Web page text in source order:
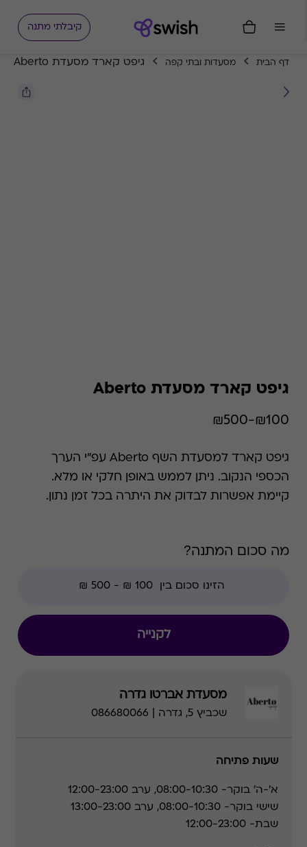
קיבלתי מתנה
דף הבית מסעדות ובתי קפה גיפט קארד מסעדת Aberto
גיפט קארד מסעדת Aberto
₪100-₪500
גיפט קארד למסעדת השף Aberto עפ"י הערך
הכספי הנקוב. ניתן לממש באופן חלקי או מלא.
קיימת אפשרות לבדוק את היתרה בכל זמן נתון.
מה סכום המתנה?
לקנייה
מסעדת אברטו גדרה
שכביץ 5, גדרה | 086680066
שעות פתיחה
א'-ה' בוקר- 08:00-10:30, ערב 12:00-23:00
שישי בוקר- 08:00-10:30, ערב 13:00-23:00
שבת- 12:00-23:00